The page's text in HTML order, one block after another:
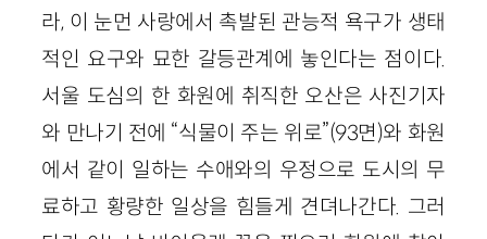
라, 이 눈먼 사랑에서 촉발된 관능적 욕구가 생태
적인 요구와 묘한 갈등관계에 놓인다는 점이다.
서울 도심의 한 화원에 취직한 오산은 사진기자
와 만나기 전에 “식물이 주는 위로”(93면)와 화원
에서 같이 일하는 수애와의 우정으로 도시의 무
료하고 황량한 일상을 힘들게 견뎌나간다. 그러